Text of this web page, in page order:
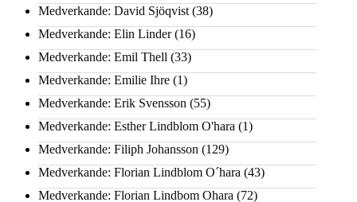
Medverkande: David Sjöqvist (38)
Medverkande: Elin Linder(16)
Medverkande: Emil Thell (33)
Medverkande: Emilie Ihre (1)
Medverkande: Erik Svensson (55)
Medverkande: Esther Lindblom O'hara (1)
Medverkande: Filiph Johansson (129)
Medverkande: Florian Lindblom O´hara (43)
Medverkande: Florian Lindbom Ohara (72)